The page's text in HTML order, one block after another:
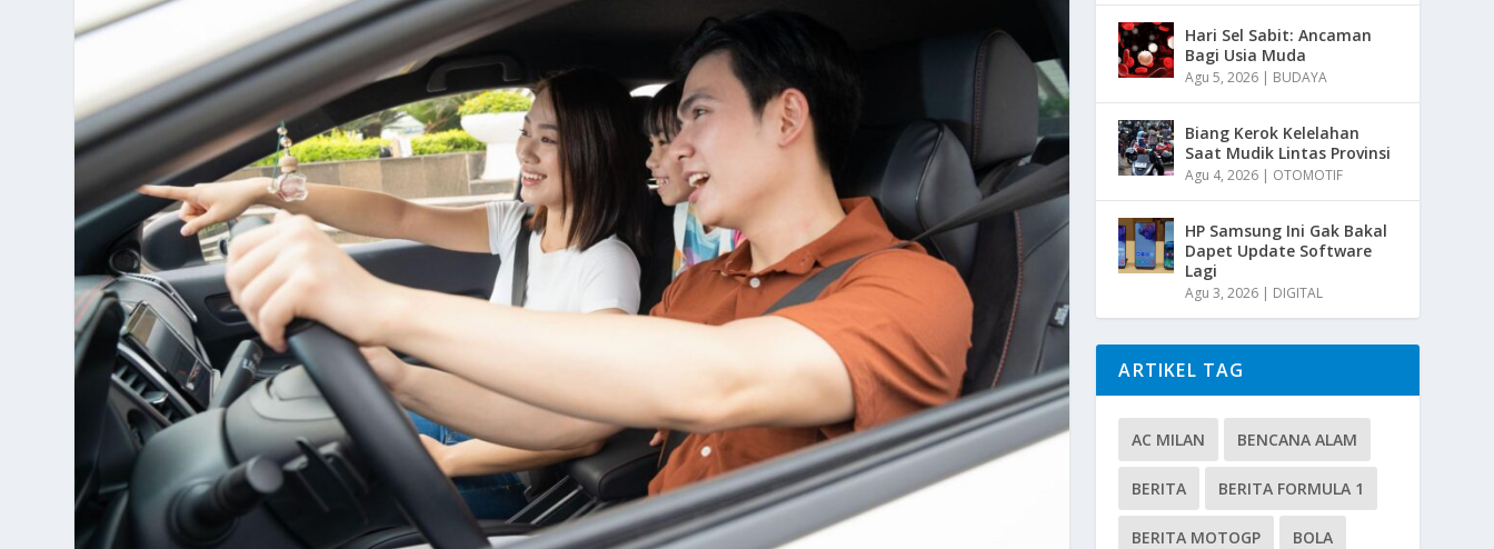
Hari Sel Sabit: Ancaman
Bagi Usia Muda
Agu 5, 2026 | BUDAYA
Biang Kerok Kelelahan
Saat Mudik Lintas Provinsi
Agu 4, 2026 | OTOMOTIF
HP Samsung Ini Gak Bakal
Dapet Update Software
Lagi
Agu 3, 2026 | DIGITAL
ARTIKEL TAG
AC MILAN BENCANA ALAM
BERITA BERITA FORMULA 1
BERITA MOTOGP BOLA